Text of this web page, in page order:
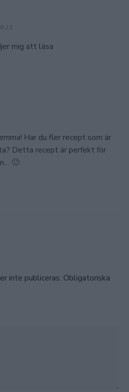
mig att läsa
Har du fler recept som är
Detta recept är perfekt för
🙂
inte publiceras. Obligatoriska